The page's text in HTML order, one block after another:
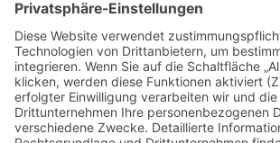
Adresse
Werkstatt und Möbelausstellung:
Hannoversche Str. 89 (Halle hinten rechts)
49328 Melle